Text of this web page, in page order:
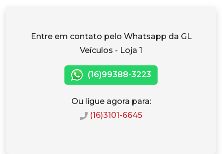
Entre em contato pelo Whatsapp da GL
Veículos - Loja 1
(16)99388-3223
Ou ligue agora para:
(16)3101-6645